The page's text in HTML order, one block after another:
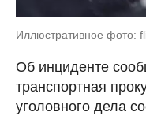
Иллюстративное фото:
Об инциденте
транспортная
уголовного дела